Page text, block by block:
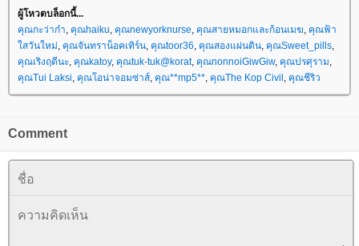
ผู้โหวตบล็อกนี้...
คุณกะว่าก๋า, คุณhaiku, คุณnewyorknurse, คุณสายหมอกและก้อนเมฆ, คุณฟ้า
สวันใหม่, คุณจันทราน็อคเทิร์น, คุณtoor36, คุณสองแผ่นดิน, คุณSweet_pills,
คุณเริงฤดีนะ, คุณkatoy, คุณtuk-tuk@korat, คุณnonnoiGiwGiw, คุณปรศุราม,
คุณTui Laksi, คุณโอน่าจอมซ่าส์, คุณ**mp5**, คุณThe Kop Civil , คุณชีริว
Comment